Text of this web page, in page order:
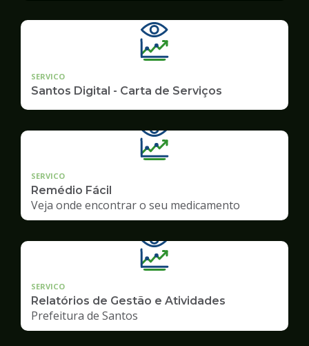
SERVICO
Santos Digital - Carta de Serviços
SERVICO
Remédio Fácil
Veja onde encontrar o seu medicamento
SERVICO
Relatórios de Gestão e Atividades
Prefeitura de Santos